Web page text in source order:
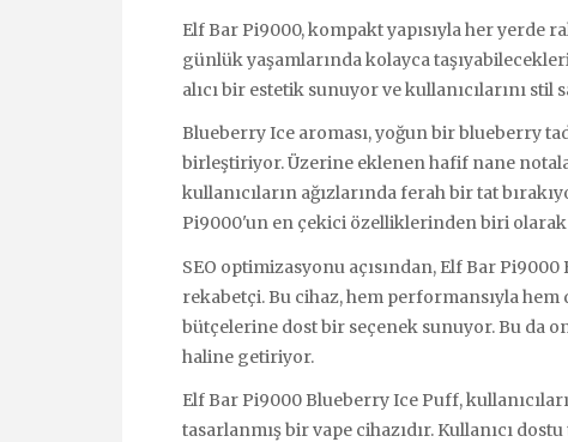
Elf Bar Pi9000, kompakt yapısıyla her yerde
günlük yaşamlarında kolayca
alıcı bir estetik sunuyor ve kullanıcılarını
Blueberry Ice aroması, yoğun bir blueberry
birleştiriyor. Üzerine eklenen hafif nane
kullanıcıların ağızlarında ferah bir tat
Pi9000'un en çekici özelliklerinden biri olarak
SEO optimizasyonu açısından, Elf Bar
rekabetçi. Bu cihaz, hem performansıyla
bütçelerine dost bir seçenek sunuyor. Bu da
haline getiriyor.
Elf Bar Pi9000 Blueberry Ice Puff,
tasarlanmış bir vape cihazıdır. Kullanıcı